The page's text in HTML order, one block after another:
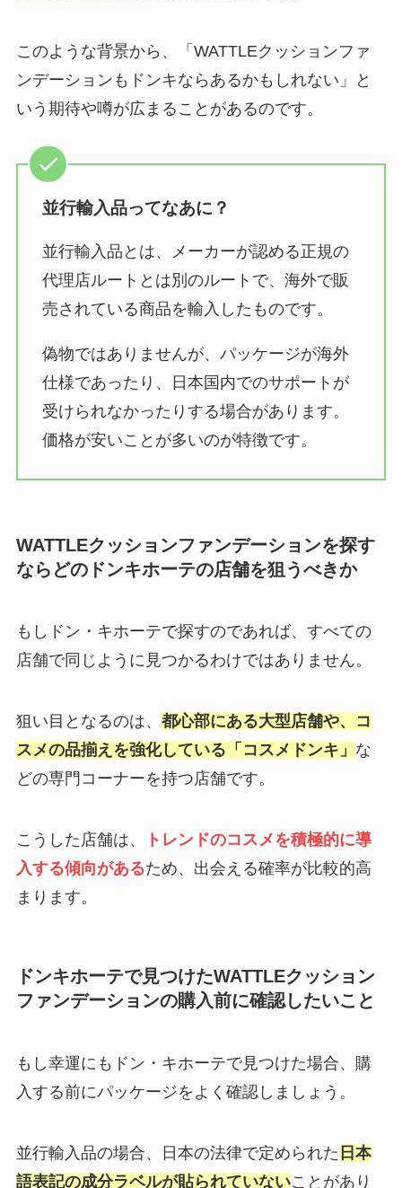
このような背景から、「WATTLEクッションファ
ンデーションもドンキならあるかもしれない」と
いう期待や噂が広まることがあるのです。
並行輸入品ってなあに？
並行輸入品とは、メーカーが認める正規の
代理店ルートとは別のルートで、海外で販
売されている商品を輸入したものです。
偽物ではありませんが、パッケージが海外
仕様であったり、日本国内でのサポートが
受けられなかったりする場合があります。
価格が安いことが多いのが特徴です。
WATTLEクッションファンデーションを探す
ならどのドンキホーテの店舗を狙うべきか
もしドン・キホーテで探すのであれば、すべての
店舗で同じように見つかるわけではありません。
狙い目となるのは、 都心部にある大型店舗や、コ
スメの品揃えを強化している「コスメドンキ」 な
どの専門コーナーを持つ店舗です。
こうした店舗は、
トレンドのコスメを積極的に導
入する傾向があるため、出会える確率が比較的高
まります。
ドンキホーテで見つけたWATTLEクッション
ファンデーションの購入前に確認したいこと
もし幸運にもドン・キホーテで見つけた場合、購
入する前にパッケージをよく確認しましょう。
並行輸入品の場合、日本の法律で定められた 日本
語表記の成分ラベルが貼られていないことがあり